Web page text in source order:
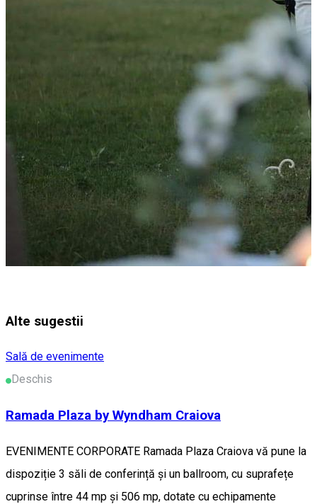
Alte sugestii
Sală de evenimente
Deschis
Ramada Plaza by Wyndham Craiova
EVENIMENTE CORPORATE Ramada Plaza Craiova vă pune la
dispoziție 3 săli de conferință și un ballroom, cu suprafețe
cuprinse între 44 mp și 506 mp, dotate cu echipamente